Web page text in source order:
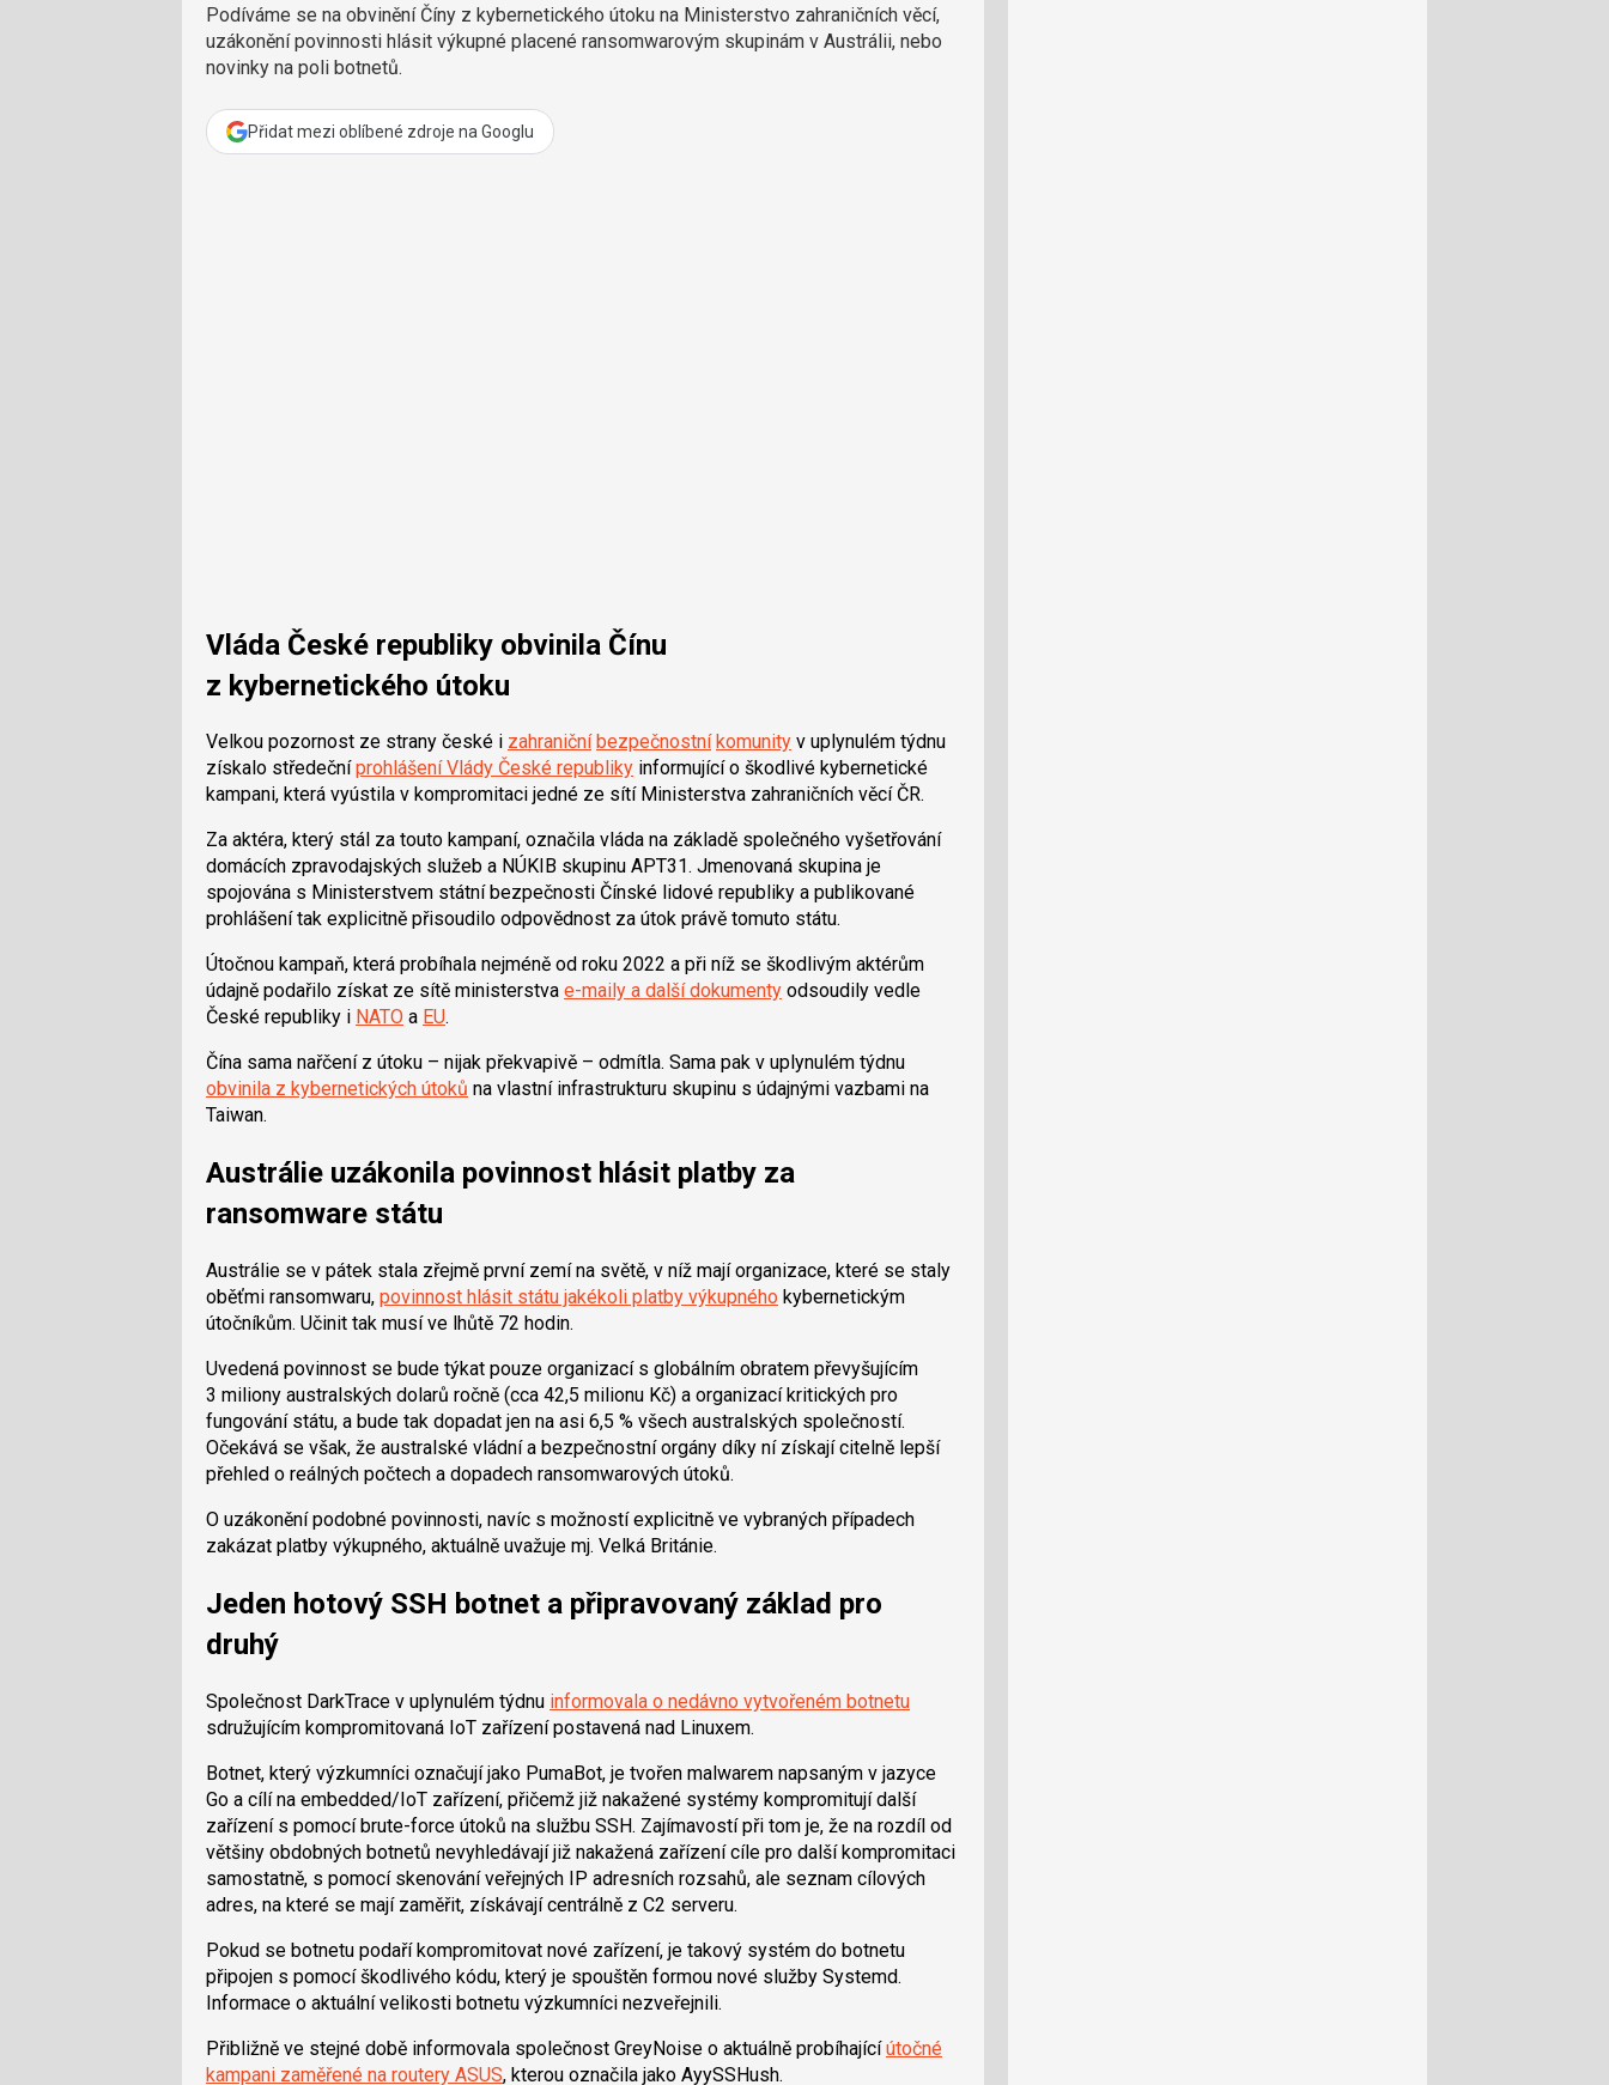
ř
t
Podíváme se na obvinění Číny z kybernetického útoku na Ministerstvo zahraničních věcí,
uzákonění povinnosti hlásit výkupné placené ransomwarovým skupinám v Austrálii, nebo
novinky na poli botnetů.
Přidat mezi oblíbené zdroje na Googlu
Vláda České republiky obvinila Čínu
z kybernetického útoku
Velkou pozornost ze strany české i zahraniční bezpečnostní komunity v uplynulém týdnu
získalo středečníprohlášení Vlády České republiky informující o škodlivé kybernetické
kampani, která vyústila v kompromitaci jedné ze sítí Ministerstva zahraničních věcí ČR.
Za aktéra, který stál za touto kampaní, označila vláda na základě společného vyšetřování
domácích zpravodajských služeb a NÚKIB skupinu APT31. Jmenovaná skupina je
spojována s Ministerstvem státní bezpečnosti Čínské lidové republiky a publikované
prohlášení tak explicitně přisoudilo odpovědnost za útok právě tomuto státu.
Útočnou kampaň, která probíhala nejméně od roku 2022 a při níž se škodlivým aktérům
údajně podařilo získat ze sítě ministerstva e-maily a další dokumenty odsoudily vedle
České republiky i NATO a EU.
Čína sama nařčení z útoku – nijak překvapivě – odmítla. Sama pak v uplynulém týdnu
obvinila z kybernetických útoků na vlastní infrastrukturu skupinu s údajnými vazbami na
Taiwan.
Austrálie uzákonila povinnost hlásit platby za
ransomware státu
Austrálie se v pátek stala zřejmě první zemí na světě, v níž mají organizace, které se staly
oběťmi ransomwaru, povinnost hlásit státu jakékoli platby výkupného kybernetickým
útočníkům. Učinit tak musí ve lhůtě 72 hodin.
Uvedená povinnost se bude týkat pouze organizací s globálním obratem převyšujícím
3 miliony australských dolarů ročně (cca 42,5 milionu Kč) a organizací kritických pro
fungování státu, a bude tak dopadat jen na asi 6,5 % všech australských společností.
Očekává se však, že australské vládní a bezpečnostní orgány díky ní získají citelně lepší
přehled o reálných počtech a dopadech ransomwarových útoků.
O uzákonění podobné povinnosti, navíc s možností explicitně ve vybraných případech
zakázat platby výkupného, aktuálně uvažuje mj. Velká Británie.
Jeden hotový SSH botnet a připravovaný základ pro
druhý
Společnost DarkTrace v uplynulém týdnu informovala o nedávno vytvořeném botnetu
sdružujícím kompromitovaná IoT zařízení postavená nad Linuxem.
Botnet, který výzkumníci označují jako PumaBot, je tvořen malwarem napsaným v jazyce
Go a cílí na embedded/IoT zařízení, přičemž již nakažené systémy kompromitují další
zařízení s pomocí brute-force útoků na službu SSH. Zajímavostí při tom je, že na rozdíl od
většiny obdobných botnetů nevyhledávají již nakažená zařízení cíle pro další kompromitaci
samostatně, s pomocí skenování veřejných IP adresních rozsahů, ale seznam cílových
adres, na které se mají zaměřit, získávají centrálně z C2 serveru.
Pokud se botnetu podaří kompromitovat nové zařízení, je takový systém do botnetu
připojen s pomocí škodlivého kódu, který je spouštěn formou nové služby Systemd.
Informace o aktuální velikosti botnetu výzkumníci nezveřejnili.
Přibližně ve stejné době informovala společnost GreyNoise o aktuálně probíhajícíútočné
kampani zaměřené na routery ASUS, kterou označila jako AyySSHush.